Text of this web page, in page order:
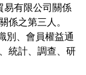
易有限公司關係
係之第三人。
別、會員權益通
統計、調查、研